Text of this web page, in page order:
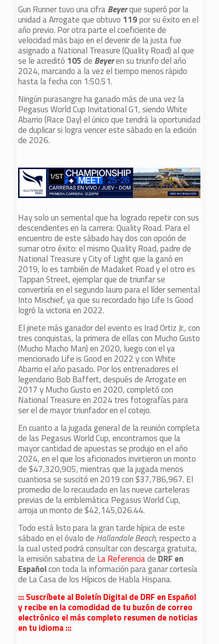
Gun Runner tuvo una cifraBeyerque superó por la
unidad a Arrogate que obtuvo 119por su éxito en el
año previo. Por otra parte el coeficiente de
velocidad más bajo en el devenir de la justa fue
asignado a National Treasure (Quality Road) al que
se le acreditó 105de Beyeren su triunfo del año
2024, marcando a la vez el tiempo menos rápido
hasta la fecha con 1:50.51.
Ningún purasangre ha ganado más de una vez la
Pegasus World Cup Invitational G1, siendo White
Abarrio (Race Day) el único que tendrá la oportunidad
de duplicar si logra vencer este sábado en la edición
de 2026.
Hay solo un semental que ha logrado repetir con sus
descendientes en la carrera: Quality Road. Para el
encuentro de este sábado hay dos con opción de
sumar otro éxito: el mismo Quality Road, padre de
National Treasure y City of Light que la ganó en
2019, lo es también de Madaket Road y el otro es
Tappan Street, ejemplar que de triunfar se
convertiría en el segundo lauro para el líder semental
Into Mischief, ya que su recordado hijo Life Is Good
logró la victoria en 2022.
El jinete más ganador del evento es Irad Ortiz Jr., con
tres conquistas, la primera de ellas con Mucho Gusto
(Mucho Macho Man) en 2020, luego con el ya
mencionado Life is Good en 2022 y con White
Abarrio el año pasado. Por los entrenadores el
legendario Bob Baffert, después de Arrogate en
2017 y Mucho Gusto en 2020, completó con
National Treasure en 2024 tres fotografías para
ser el de mayor triunfador en el cotejo.
En cuanto a la jugada general de la reunión completa
de las Pegasus World Cup, encontramos que la
mayor cantidad de apuestas se produjo en el año
2024, en el que los aficionados invirtieron un monto
de $47,320,905, mientras que la jugada menos
cuantiosa se suscitó en 2019 con $37,786,967. El
promedio de lo recaudado en las nueve carteleras
previas de la emblemática Pegasus World Cup,
arroja un monto de $42,145,026.44.
Todo está listo para la gran tarde hípica de este
sábado en el óvalo de Hallandale Beach, respecto a
la cual usted podrá consultar con descarga gratuita,
la emisión sabatina de La Referenciade DRF en
Españolcon toda la información para ganar cortesía
de La Casa de los Hípicos de Habla Hispana.
::: Suscríbete al Boletín Digital de DRF en Español
y recibe en la comodidad de tu buzón de correo
electrónico el más completo resumen de noticias
en tu idioma :::